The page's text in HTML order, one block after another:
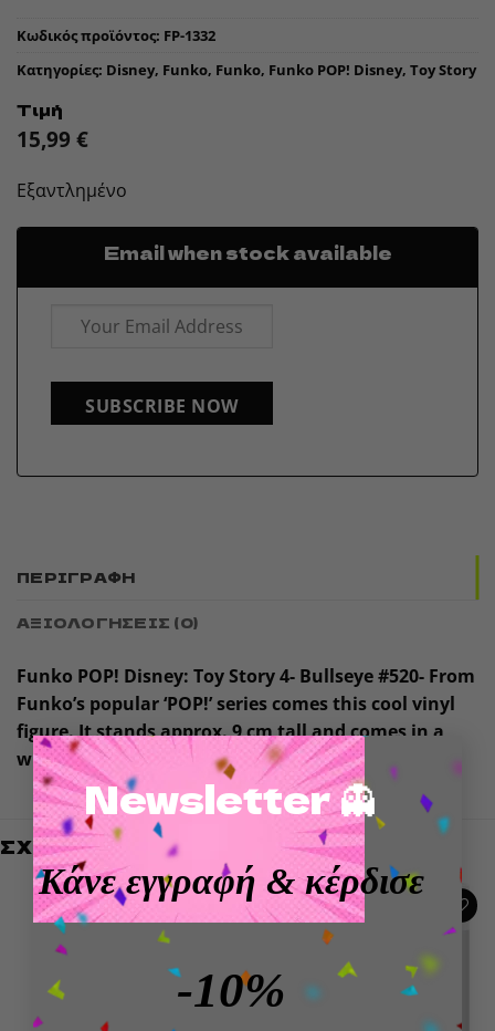
Newsletter 👻
Κάνε εγγραφή & κέρδισε
-10%
Κωδικός προϊόντος: FP-1332
Κατηγορίες: Disney, Funko, Funko, Funko POP! Disney, Toy Story
Τιμή
15,99 €
Εξαντλημένο
Email when stock available
SUBSCRIBE NOW
ΠΕΡΙΓΡΑΦΉ
ΑΞΙΟΛΟΓΉΣΕΙΣ (0)
Funko POP! Disney: Toy Story 4- Bullseye #520- From
Funko’s popular ‘POP!’ series comes this cool vinyl
figure. It stands approx. 9 cm tall and comes in a
window box packaging.
ΣΧΕΤΙΚΆ ΠΡΟΪΌΝΤΑ
Add to
wishlist